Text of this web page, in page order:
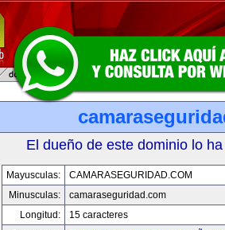
El dueño de este dominio lo
Mayusculas:
CAMARASEGURIDAD.COM
Minusculas:
camaraseguridad.com
Longitud:
15 caracteres